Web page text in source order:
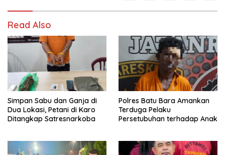
Read Also
Simpan Sabu dan Ganja di
Dua Lokasi, Petani di Karo
Ditangkap Satresnarkoba
Polres Batu Bara Amankan
Terduga Pelaku
Persetubuhan terhadap Anak